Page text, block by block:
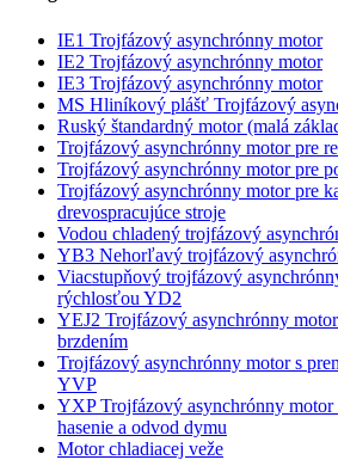
IE1 Trojfázový asynchrónny motor
IE2 Trojfázový asynchrónny motor
IE3 Trojfázový asynchrónny motor
MS Hliníkový plášť Trojfázový
Ruský štandardný motor (malá
Trojfázový asynchrónny motor pre
Trojfázový asynchrónny motor pre
Trojfázový asynchrónny motor pre
drevospracujúce stroje
Vodou chladený trojfázový
YB3 Nehorľavý trojfázový
Viacstupňový trojfázový
rýchlosťou YD2
YEJ2 Trojfázový asynchrónny
brzdením
Trojfázový asynchrónny motor s
YVP
YXP Trojfázový asynchrónny motor
hasenie a odvod dymu
Motor chladiacej veže